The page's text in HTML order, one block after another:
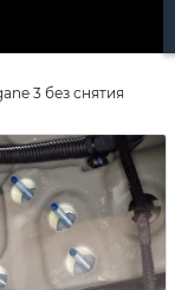
3 без снятия